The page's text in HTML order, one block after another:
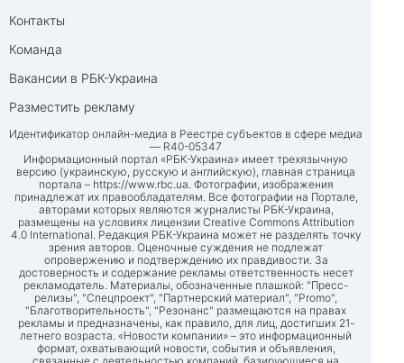
Контакты
Команда
Вакансии в РБК-Украина
Разместить рекламу
Идентификатор онлайн-медиа в Реестре субъектов в сфере медиа
— R40-05347
Информационный портал «РБК-Украина» имеет трехязычную
версию (украинскую, русскую и английскую), главная страница
портала – https://www.rbc.ua. Фотографии, изображения
принадлежат их правообладателям. Все фотографии на Портале,
авторами которых являются журналисты РБК-Украина,
размещены на условиях лицензии Creative Commons Attribution
4.0 International. Редакция РБК-Украина может не разделять точку
зрения авторов. Оценочные суждения не подлежат
опровержению и подтверждению их правдивости. За
достоверность и содержание рекламы ответственность несет
рекламодатель. Материалы, обозначенные плашкой: "Пресс-
релизы", "Спецпроект", "Партнерский материал", "Promo",
"Благотворительность", "Резонанс" размещаются на правах
рекламы и предназначены, как правило, для лиц, достигших 21-
летнего возраста. «Новости компании» – это информационный
формат, охватывающий новости, события и объявления,